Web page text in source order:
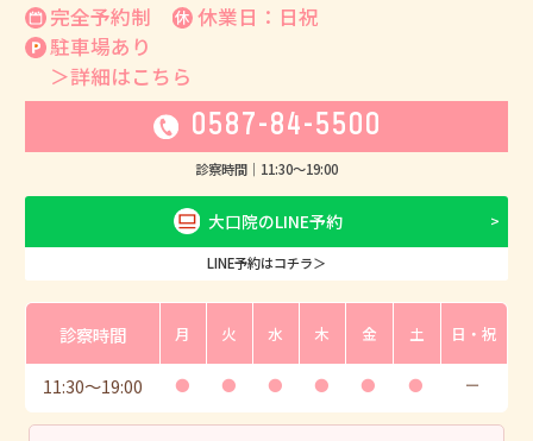
完全予約制
休業日：日祝
駐車場あり
＞詳細はこちら
0587-84-5500
診察時間｜ 11:30〜19:00
大口院のLINE予約
LINE予約はコチラ＞
診察時間 月 火 水 木 金 土 日・祝
11:30〜19:00 ● ● ● ● ● ● ー